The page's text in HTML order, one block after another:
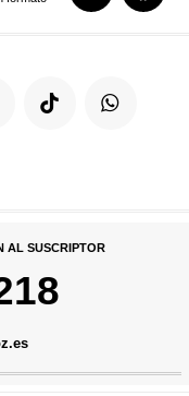
AL SUSCRIPTOR